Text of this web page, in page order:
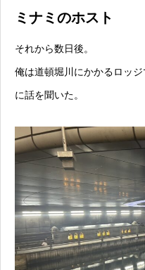
ミナミのホスト
それから数日後。
俺は道頓堀川にかかるロッ
に話を聞いた。